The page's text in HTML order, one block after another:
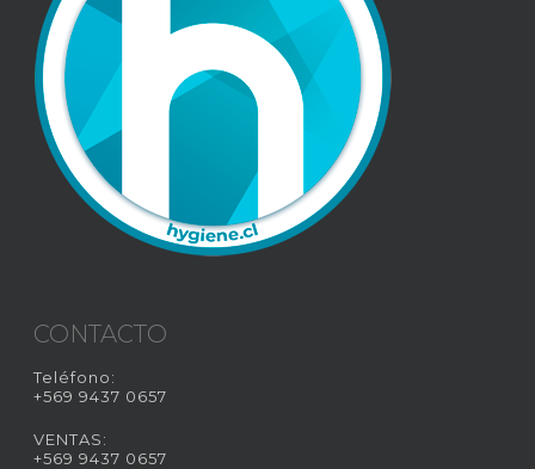
CONTACTO
Teléfono:
+569 9437 0657
VENTAS:
+569 9437 0657